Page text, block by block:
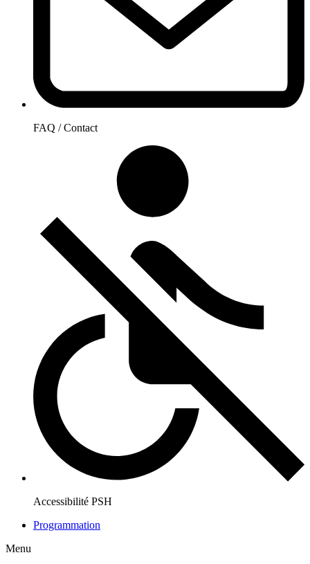
FAQ / Contact
Accessibilité PSH
Programmation
Menu